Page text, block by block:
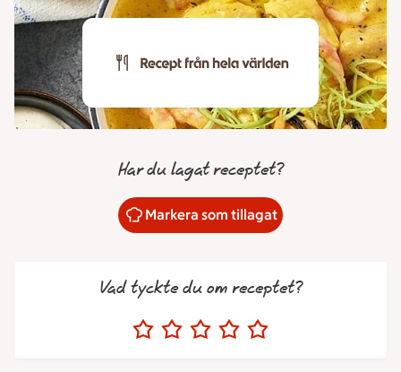
Har du lagat receptet?
Markera som tillagat
Vad tyckte du om receptet?